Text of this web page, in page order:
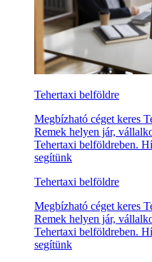
Tehertaxi belföldre
Megbízható céget keres
Remek helyen jár,
Tehertaxi belföldreben.
segítünk
Tehertaxi belföldre
Megbízható céget keres
Remek helyen jár,
Tehertaxi belföldreben.
segítünk